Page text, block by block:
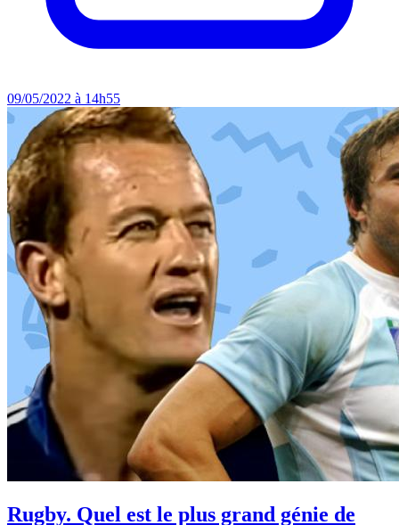
09/05/2022 à 14h55
Rugby. Quel est le plus grand génie de